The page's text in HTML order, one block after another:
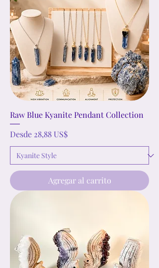
Raw Blue Kyanite Pendant Collection
Desde 28,88 US$
Precio de oferta
Agregar al carrito